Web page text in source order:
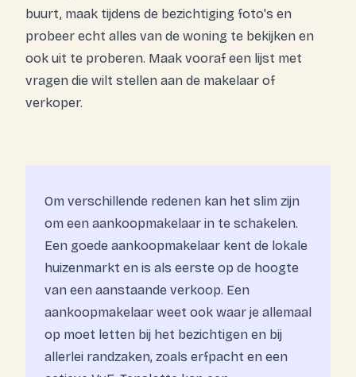
buurt, maak tijdens de bezichtiging foto's en
probeer echt alles van de woning te bekijken en
ook uit te proberen. Maak vooraf een lijst met
vragen die wilt stellen aan de makelaar of
verkoper.
Om verschillende redenen kan het slim zijn
om een aankoopmakelaar in te schakelen.
Een goede aankoopmakelaar kent de lokale
huizenmarkt en is als eerste op de hoogte
van een aanstaande verkoop. Een
aankoopmakelaar weet ook waar je allemaal
op moet letten bij het bezichtigen en bij
allerlei randzaken, zoals erfpacht en een